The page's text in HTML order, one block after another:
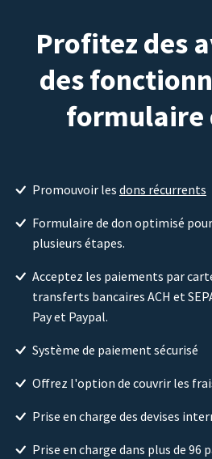
Profitez des
des
formulaire
Promouvoir les dons récurrents
Formulaire de don optimisé
plusieurs étapes.
Acceptez les paiements par
transferts bancaires ACH et
Pay et Paypal.
Système de paiement sécurisé
Offrez l'option de couvrir les
Prise en charge des devises
Prise en charge dans plus de 96